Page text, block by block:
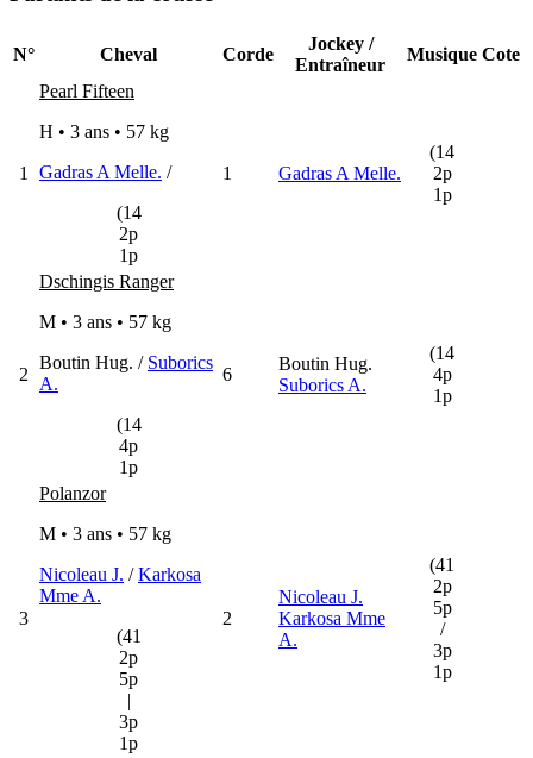
N° Cheval Corde
Jockey /
Entraîneur
Musique Cote
1
Pearl Fifteen
H • 3 ans • 57 kg
Gadras A Melle. /
(14
2p
1p
1 Gadras A Melle.
(14
2p
1p
2
Dschingis Ranger
M • 3 ans • 57 kg
Boutin Hug. / Suborics
A.
(14
4p
1p
6
Boutin Hug.
Suborics A.
(14
4p
1p
3
Polanzor
M • 3 ans • 57 kg
Nicoleau J. /Karkosa
Mme A.
(41
2p
5p
|
3p
1p
2
Nicoleau J.
Karkosa Mme
A.
(41
2p
5p
/
3p
1p